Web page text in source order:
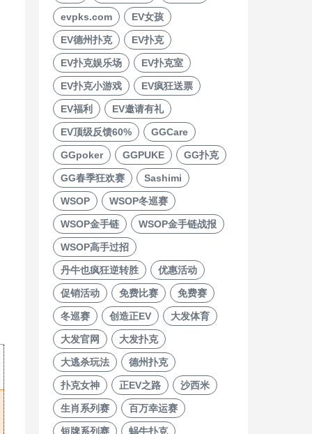
evpks.com EV女孩
EV德州扑克 EV扑克
EV扑克娱乐场 EV扑克室
EV扑克小游戏 EV疯狂送票
EV福利 EV邀请有礼
EV顶级反馈60% GGCare
GGpoker GGPUKE GG扑克
GG春季狂欢赛 Sashimi
WSOP WSOP冬巡赛
WSOP金手链 WSOP金手链战报
WSOP高手过招
丹牛也疯狂逆转胜 优惠活动
促销活动 免费比赛 免费赛
冬巡赛 创造正EV 大发体育
大发官网 大发扑克
大逃杀玩法 德州扑克
扑克女神 正EV之路 沙西米
生肖系列赛 百万幸运赛
短牌系列赛 蜗牛扑克